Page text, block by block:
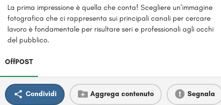
La prima impressione è quella che conta! Scegliere un'immagine
fotografica che ci rappresenta sui principali canali per cercare
lavoro è fondamentale per risultare seri e professionali agli occhi
del pubblico.
OffPOST
Condividi Aggrega contenuto Segnala